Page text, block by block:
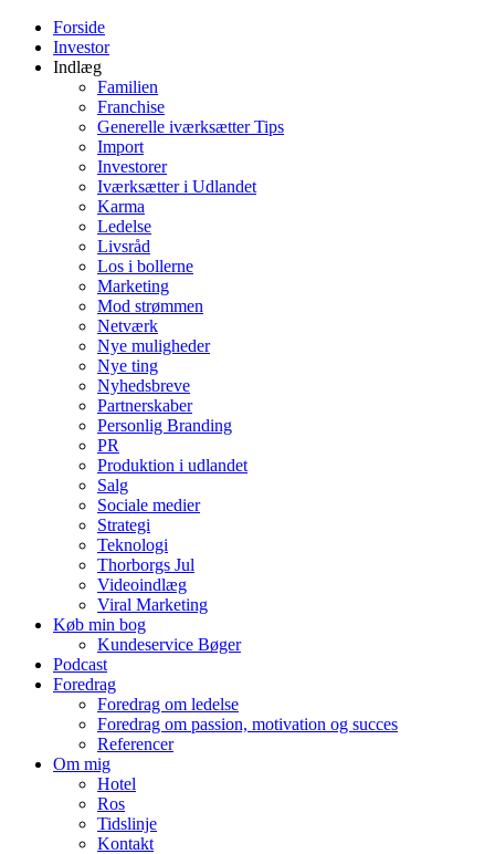
Forside
Investor
Indlæg
Familien
Franchise
Generelle iværksætter Tips
Import
Investorer
Iværksætter i Udlandet
Karma
Ledelse
Livsråd
Los i bollerne
Marketing
Mod strømmen
Netværk
Nye muligheder
Nye ting
Nyhedsbreve
Partnerskaber
Personlig Branding
PR
Produktion i udlandet
Salg
Sociale medier
Strategi
Teknologi
Thorborgs Jul
Videoindlæg
Viral Marketing
Køb min bog
Kundeservice Bøger
Podcast
Foredrag
Foredrag om ledelse
Foredrag om passion, motivation og succes
Referencer
Om mig
Hotel
Ros
Tidslinje
Kontakt